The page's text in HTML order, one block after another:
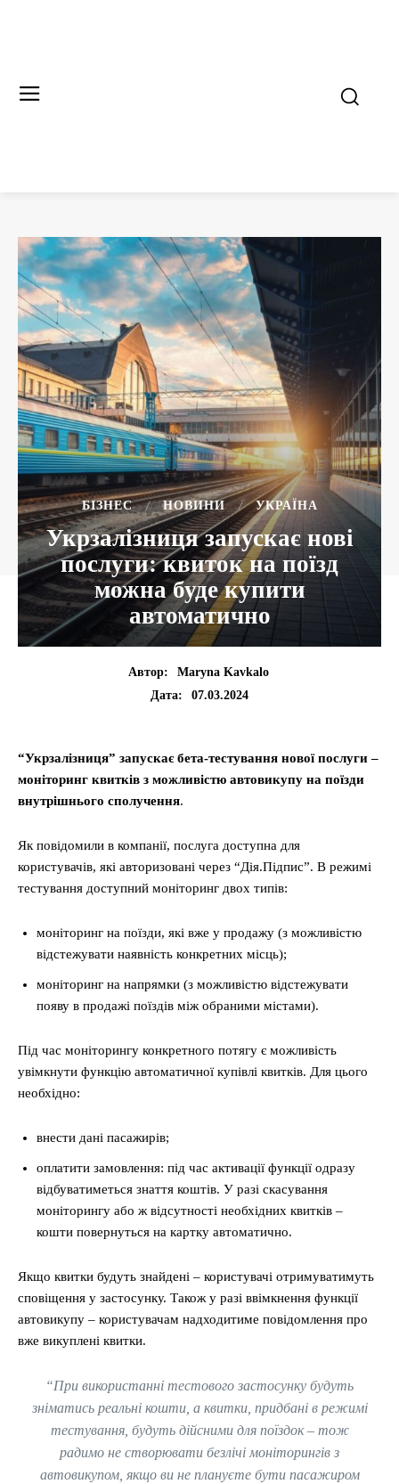
БІЗНЕС НОВИНИ УКРАЇНА
Укрзалізниця запускає нові
послуги: квиток на поїзд
можна буде купити
автоматично
Автор:
Maryna Kavkalo
Дата:
07.03.2024
“Укрзалізниця” запускає бета-тестування нової послуги –
моніторинг квитків з можливістю автовикупу на поїзди
внутрішнього сполучення.
Як повідомили в компанії, послуга доступна для
користувачів, які авторизовані через “Дія.Підпис”. В режимі
тестування доступний моніторинг двох типів:
моніторинг на поїзди, які вже у продажу (з можливістю
відстежувати наявність конкретних місць);
моніторинг на напрямки (з можливістю відстежувати
появу в продажі поїздів між обраними містами).
Під час моніторингу конкретного потягу є можливість
увімкнути функцію автоматичної купівлі квитків. Для цього
необхідно:
внести дані пасажирів;
оплатити замовлення: під час активації функції одразу
відбуватиметься знаття коштів. У разі скасування
моніторингу або ж відсутності необхідних квитків –
кошти повернуться на картку автоматично.
Якщо квитки будуть знайдені – користувачі отримуватимуть
сповіщення у застосунку. Також у разі ввімкнення функції
автовикупу – користувачам надходитиме повідомлення про
вже викуплені квитки.
“При використанні тестового застосунку будуть
зніматись реальні кошти, а квитки, придбані в режимі
тестування, будуть дійсними для поїздок – тож
радимо не створювати безлічі моніторингів з
автовикупом, якщо ви не плануєте бути пасажиром